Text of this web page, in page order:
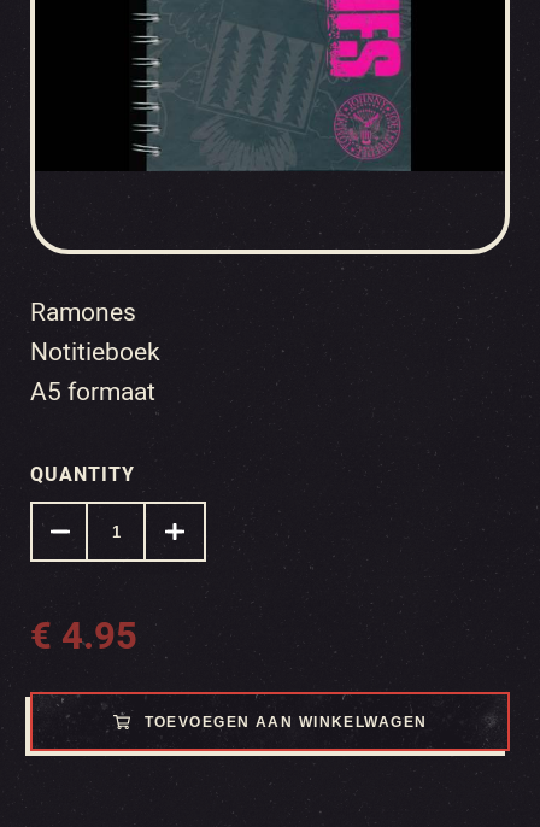
Ramones
Notitieboek
A5 formaat
QUANTITY
€ 4.95
TOEVOEGEN AAN WINKELWAGEN